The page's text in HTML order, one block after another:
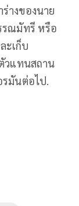
างของนาย
รณมัทรี หรือ
ะเก็บ
วแทนสถาน
รมันต่อไป.